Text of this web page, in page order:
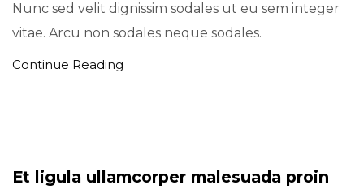
Nunc sed velit dignissim sodales ut eu sem integer
vitae. Arcu non sodales neque sodales.
Continue Reading
Et ligula ullamcorper malesuada proin